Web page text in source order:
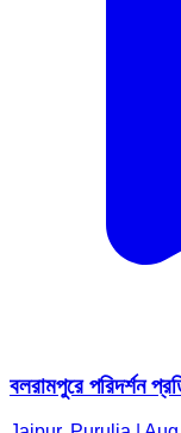
বলরামপুরে পরিদর্শন